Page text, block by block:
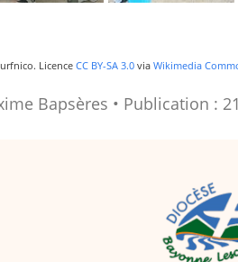
Licence CC BY-SA 3.0 via Wikimedia
Bapsères Publication :